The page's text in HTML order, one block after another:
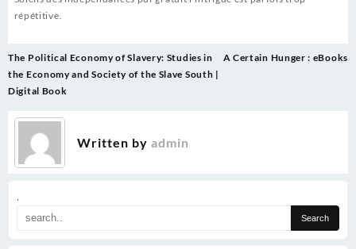
.
répétitive.
Post
navigation
The Political Economy of Slavery: Studies in
the Economy and Society of the Slave South |
Digital Book
A Certain Hunger : eBooks
Written by admin